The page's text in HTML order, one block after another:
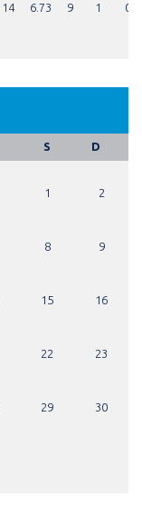
14 6.73 9 1 0
S D
1 2
8 9
15 16
22 23
29 30